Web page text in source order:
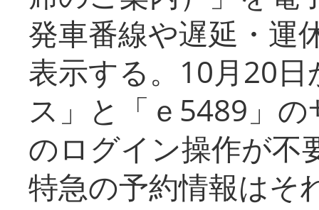
発車番線や遅延・運
表示する。10月20
ス」と「ｅ5489」
のログイン操作が不
特急の予約情報はそ